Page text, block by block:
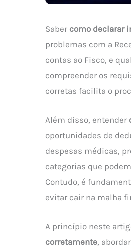
Saber como declarar
problemas com a
contas ao Fisco, e
compreender os
corretas facilita o
Além disso, entender
oportunidades de
despesas médicas,
categorias que
Contudo, é
evitar cair na malha
A princípio neste
corretamente,